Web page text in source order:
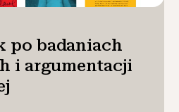
po badaniach
i argumentacji